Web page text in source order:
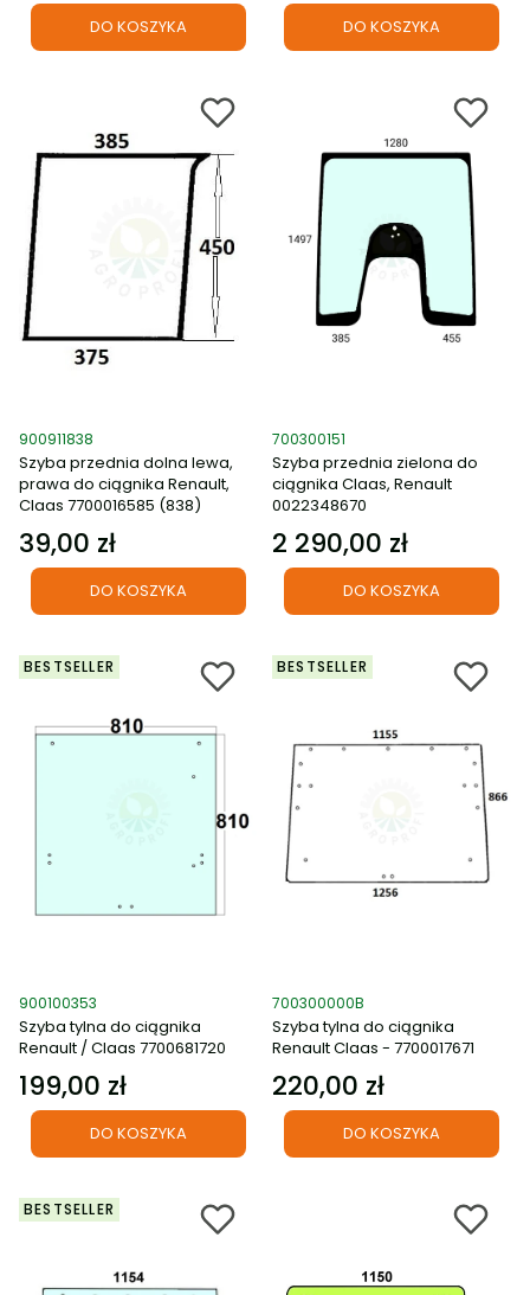
DO KOSZYKA DO KOSZYKA
Kod produktu
900911838
Szyba przednia dolna lewa,
prawa do ciągnika Renault,
Claas 7700016585 (838)
Cena
39,00 zł
DO KOSZYKA
Kod produktu
700300151
Szyba przednia zielona do
ciągnika Claas, Renault
0022348670
Cena
2 290,00 zł
DO KOSZYKA
BESTSELLER
Kod produktu
900100353
Szyba tylna do ciągnika
Renault / Claas 7700681720
Cena
199,00 zł
DO KOSZYKA
BESTSELLER
Kod produktu
700300000B
Szyba tylna do ciągnika
Renault Claas - 7700017671
Cena
220,00 zł
DO KOSZYKA
BESTSELLER